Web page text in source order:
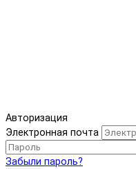
Авторизация
Электронная почта
Забыли пароль?